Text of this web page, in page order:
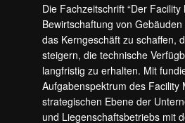
Die Fachzeitschrift “Der
Bewirtschaftung von
das Kerngeschäft zu schaffen,
steigern, die technische
langfristig zu erhalten. Mit
Aufgabenspektrum des
strategischen Ebene der
und Liegenschaftsbetriebs mit